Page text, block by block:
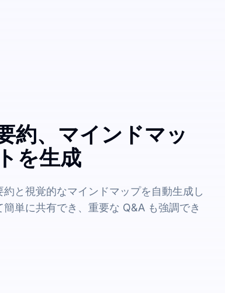
約、マインドマッ
を生成
と視覚的なマインドマップを自動生成し
単に共有でき、重要な Q&A も強調でき